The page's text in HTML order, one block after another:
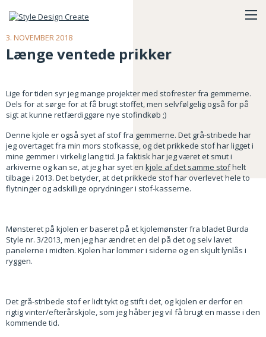
3. NOVEMBER 2018
Længe ventede prikker
Lige for tiden syr jeg mange projekter med stofrester fra gemmerne.
Dels for at sørge for at få brugt stoffet, men selvfølgelig også for på
sigt at kunne retfærdiggøre nye stofindkøb ;)
Denne kjole er også syet af stof fra gemmerne. Det grå-stribede har
jeg overtaget fra min mors stofkasse, og det prikkede stof har ligget i
mine gemmer i virkelig lang tid. Ja faktisk har jeg været et smut i
arkiverne og kan se, at jeg har syet en kjole af det samme stofhelt
tilbage i 2013. Det betyder, at det prikkede stof har overlevet hele to
flytninger og adskillige oprydninger i stof-kasserne.
Mønsteret på kjolen er baseret på et kjolemønster fra bladet Burda
Style nr. 3/2013, men jeg har ændret en del på det og selv lavet
panelerne i midten. Kjolen har lommer i siderne og en skjult lynlås i
ryggen.
Det grå-stribede stof er lidt tykt og stift i det, og kjolen er derfor en
rigtig vinter/efterårskjole, som jeg håber jeg vil få brugt en masse i den
kommende tid.